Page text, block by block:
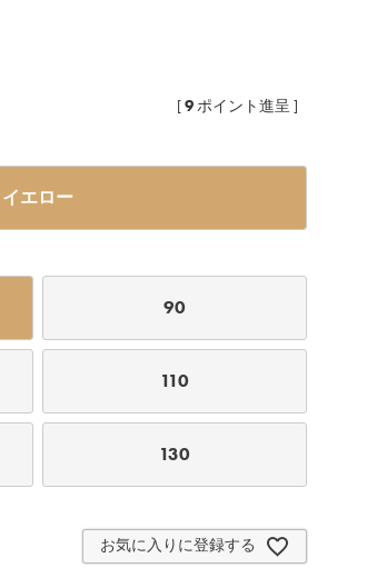
[9ポイント進呈 ]
イエロー
90
110
130
お気に入りに登録する